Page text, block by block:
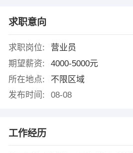
求职意向
求职岗位:
营业员
期望薪资:
4000-5000元
所在地点:
不限区域
发布时间:
08-08
工作经历